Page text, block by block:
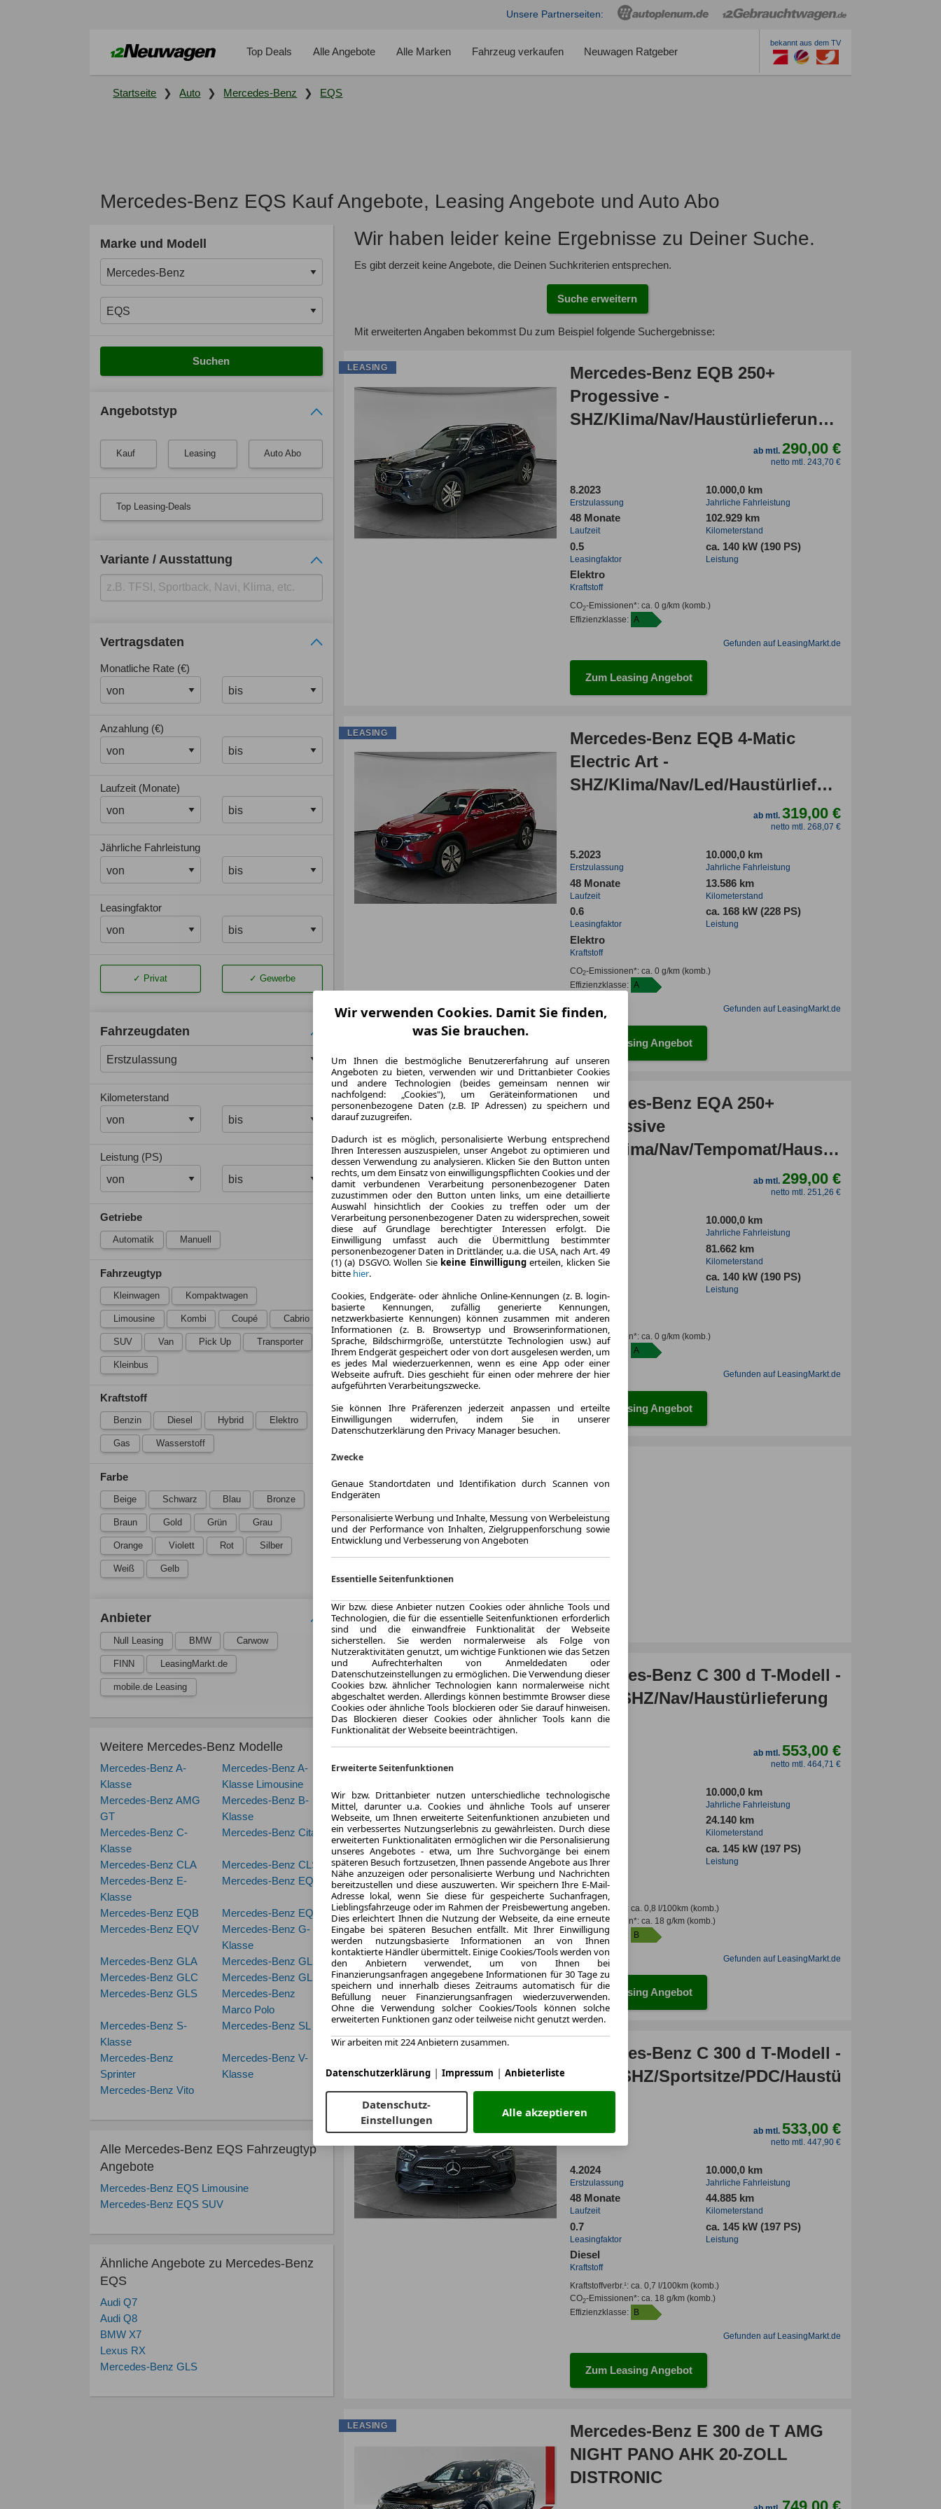
Unsere Partnerseiten:
Top Deals Alle Angebote Alle Marken Fahrzeug verkaufen Neuwagen Ratgeber
bekannt aus dem TV
Startseite Auto Mercedes-Benz EQS
Mercedes-Benz EQS Kauf Angebote, Leasing Angebote und Auto Abo
Marke und Modell
Suchen
Angebotstyp
Kauf Leasing Auto Abo
Top Leasing-Deals
Variante / Ausstattung
Vertragsdaten
Monatliche Rate (€)
Anzahlung (€)
Laufzeit (Monate)
Jährliche Fahrleistung
Leasingfaktor
Privat Gewerbe
Fahrzeugdaten
Kilometerstand
Leistung (PS)
Getriebe
Automatik Manuell
Fahrzeugtyp
Kleinwagen Kompaktwagen
Limousine Kombi Coupé Cabrio
SUV Van Pick Up Transporter
Kleinbus
Kraftstoff
Benzin Diesel Hybrid Elektro
Gas Wasserstoff
Farbe
Beige Schwarz Blau Bronze
Braun Gold Grün Grau
Orange Violett Rot Silber
Weiß Gelb
Anbieter
Null Leasing BMW Carwow
FINN LeasingMarkt.de
mobile.de Leasing
Weitere Mercedes-Benz Modelle
Mercedes-Benz A-
Klasse
Mercedes-Benz A-
Klasse Limousine
Mercedes-Benz AMG
GT
Mercedes-Benz B-
Klasse
Mercedes-Benz C-
Klasse
Mercedes-Benz Citan
Mercedes-Benz CLA
Mercedes-Benz CLS
Mercedes-Benz E-
Klasse
Mercedes-Benz EQA
Mercedes-Benz EQB
Mercedes-Benz EQC
Mercedes-Benz EQV
Mercedes-Benz G-
Klasse
Mercedes-Benz GLA
Mercedes-Benz GLB
Mercedes-Benz GLC
Mercedes-Benz GLE
Mercedes-Benz GLS
Mercedes-Benz
Marco Polo
Mercedes-Benz S-
Klasse
Mercedes-Benz SL
Mercedes-Benz
Sprinter
Mercedes-Benz V-
Klasse
Mercedes-Benz Vito
Alle Mercedes-Benz EQS Fahrzeugtyp
Angebote
Mercedes-Benz EQS Limousine
Mercedes-Benz EQS SUV
Ähnliche Angebote zu Mercedes-Benz
EQS
Audi Q7
Audi Q8
BMW X7
Lexus RX
Mercedes-Benz GLS
Wir haben leider keine Ergebnisse zu Deiner Suche.
Es gibt derzeit keine Angebote, die Deinen Suchkriterien entsprechen.
Suche erweitern
Mit erweiterten Angaben bekommst Du zum Beispiel folgende Suchergebnisse:
Mercedes-Benz EQB 250+
Progessive -
SHZ/Klima/Nav/Haustürlieferung
ab mtl.290,00 €
netto mtl. 243,70 €
8.2023
Erstzulassung
10.000,0 km
Jahrliche Fahrleistung
48 Monate
Laufzeit
102.929 km
Kilometerstand
0.5
Leasingfaktor
ca. 140 kW (190 PS)
Leistung
Elektro
Kraftstoff
CO2-Emissionen*: ca. 0 g/km(komb.)
Effizienzklasse: A
Gefunden auf LeasingMarkt.de
Zum Leasing Angebot
LEASING
Mercedes-Benz EQB 4-Matic
Electric Art -
SHZ/Klima/Nav/Led/Haustürlieferung
ab mtl.319,00 €
netto mtl. 268,07 €
5.2023
Erstzulassung
10.000,0 km
Jahrliche Fahrleistung
48 Monate
Laufzeit
13.586 km
Kilometerstand
0.6
Leasingfaktor
ca. 168 kW (228 PS)
Leistung
Elektro
Kraftstoff
CO2-Emissionen*: ca. 0 g/km(komb.)
Effizienzklasse: A
Gefunden auf LeasingMarkt.de
Zum Leasing Angebot
LEASING
Mercedes-Benz EQA 250+
Progressive
SHZ/Klima/Nav/Tempomat/Haustürlieferung
inkl.
ab mtl.299,00 €
netto mtl. 251,26 €
8.2023
Erstzulassung
10.000,0 km
Jahrliche Fahrleistung
48 Monate
Laufzeit
81.662 km
Kilometerstand
ca. 140 kW (190 PS)
Leistung
Elektro
Kraftstoff
2 -Emissionen*: ca. 0 g/km(komb.)
Effizienzklasse: A
Gefunden auf LeasingMarkt.de
Zum Leasing Angebot
LEASING
Mercedes-Benz C 300 d T-Modell -
Klima/SHZ/Nav/Haustürlieferung
inkl.
ab mtl.553,00 €
netto mtl. 464,71 €
4.2024
Erstzulassung
10.000,0 km
Jahrliche Fahrleistung
48 Monate
Laufzeit
24.140 km
Kilometerstand
0.7
Leasingfaktor
ca. 145 kW (197 PS)
Leistung
Diesel
Kraftstoff
Kraftstoffverbr.¹: ca. 0,8 l/100km(komb.)
CO2 -Emissionen*: ca. 18 g/km(komb.)
Effizienzklasse: B
Gefunden auf LeasingMarkt.de
Zum Leasing Angebot
LEASING
Mercedes-Benz C 300 d T-Modell -
Klima/SHZ/Sportsitze/PDC/Haustürlieferung
ab mtl.533,00 €
netto mtl. 447,90 €
4.2024
Erstzulassung
10.000,0 km
Jahrliche Fahrleistung
48 Monate
Laufzeit
44.885 km
Kilometerstand
0.7
Leasingfaktor
ca. 145 kW (197 PS)
Leistung
Diesel
Kraftstoff
Kraftstoffverbr.¹: ca. 0,7 l/100km(komb.)
CO2-Emissionen*: ca. 18 g/km(komb.)
Effizienzklasse:
B
Gefunden auf LeasingMarkt.de
Zum Leasing Angebot
LEASING
Mercedes-Benz E 300 de T AMG
NIGHT PANO AHK 20-ZOLL
DISTRONIC
LEASING
Wir verwenden Cookies. Damit Sie finden,
was Sie brauchen.
Um Ihnen die bestmögliche Benutzererfahrung auf unseren
Angeboten zu bieten, verwenden wir und Drittanbieter Cookies
und andere Technologien (beides gemeinsam nennen wir
nachfolgend: „Cookies"), um Geräteinformationen und
personenbezogene Daten (z.B. IP Adressen) zu speichern und
darauf zuzugreifen.
Dadurch ist es möglich, personalisierte Werbung entsprechend
Ihren Interessen auszuspielen, unser Angebot zu optimieren und
dessen Verwendung zu analysieren. Klicken Sie den Button unten
rechts, um dem Einsatz von einwilligungspflichten Cookies und der
damit verbundenen Verarbeitung personenbezogener Daten
zuzustimmen oder den Button unten links, um eine detaillierte
Auswahl hinsichtlich der Cookies zu treffen oder um der
Verarbeitung personenbezogener Daten zu widersprechen, soweit
diese auf Grundlage berechtigter Interessen erfolgt. Die
Einwilligung umfasst auch die Übermittlung bestimmter
personenbezogener Daten in Drittländer, u.a. die USA, nach Art. 49
(1) (a) DSGVO. Wollen Sie keine Einwilligungerteilen, klicken Sie
bitte hier.
Cookies, Endgeräte- oder ähnliche Online-Kennungen (z. B. login-
basierte Kennungen, zufällig generierte Kennungen,
netzwerkbasierte Kennungen) können zusammen mit anderen
Informationen (z. B. Browsertyp und Browserinformationen,
Sprache, Bildschirmgröße, unterstützte Technologien usw.) auf
Ihrem Endgerät gespeichert oder von dort ausgelesen werden, um
es jedes Mal wiederzuerkennen, wenn es eine App oder einer
Webseite aufruft. Dies geschieht für einen oder mehrere der hier
aufgeführten Verarbeitungszwecke.
Sie können Ihre Präferenzen jederzeit anpassen und erteilte
Einwilligungen widerrufen, indem Sie in unserer
Datenschutzerklärung den Privacy Manager besuchen.
Zwecke
Genaue Standortdaten und Identifikation durch Scannen von
Endgeräten
Personalisierte Werbung und Inhalte, Messung von Werbeleistung
und der Performance von Inhalten, Zielgruppenforschung sowie
Entwicklung und Verbesserung von Angeboten
Essentielle Seitenfunktionen
Wir bzw. diese Anbieter nutzen Cookies oder ähnliche Tools und
Technologien, die für die essentielle Seitenfunktionen erforderlich
sind und die einwandfreie Funktionalität der Webseite
sicherstellen. Sie werden normalerweise als Folge von
Nutzeraktivitäten genutzt, um wichtige Funktionen wie das Setzen
und Aufrechterhalten von Anmeldedaten oder
Datenschutzeinstellungen zu ermöglichen. Die Verwendung dieser
Cookies bzw. ähnlicher Technologien kann normalerweise nicht
abgeschaltet werden. Allerdings können bestimmte Browser diese
Cookies oder ähnliche Tools blockieren oder Sie darauf hinweisen.
Das Blockieren dieser Cookies oder ähnlicher Tools kann die
Funktionalität der Webseite beeinträchtigen.
Erweiterte Seitenfunktionen
Wir bzw. Drittanbieter nutzen unterschiedliche technologische
Mittel, darunter u.a. Cookies und ähnliche Tools auf unserer
Webseite, um Ihnen erweiterte Seitenfunktionen anzubieten und
ein verbessertes Nutzungserlebnis zu gewährleisten. Durch diese
erweiterten Funktionalitäten ermöglichen wir die Personalisierung
unseres Angebotes - etwa, um Ihre Suchvorgänge bei einem
späteren Besuch fortzusetzen, Ihnen passende Angebote aus Ihrer
Nähe anzuzeigen oder personalisierte Werbung und Nachrichten
bereitzustellen und diese auszuwerten. Wir speichern Ihre E-Mail-
Adresse lokal, wenn Sie diese für gespeicherte Suchanfragen,
Lieblingsfahrzeuge oder im Rahmen der Preisbewertung angeben.
Dies erleichtert Ihnen die Nutzung der Webseite, da eine erneute
Eingabe bei späteren Besuchen entfällt. Mit Ihrer Einwilligung
werden nutzungsbasierte Informationen an von Ihnen
kontaktierte Händler übermittelt. Einige Cookies/Tools werden von
den Anbietern verwendet, um von Ihnen bei
Finanzierungsanfragen angegebene Informationen für 30 Tage zu
speichern und innerhalb dieses Zeitraums automatisch für die
Befüllung neuer Finanzierungsanfragen wiederzuverwenden.
Ohne die Verwendung solcher Cookies/Tools können solche
erweiterten Funktionen ganz oder teilweise nicht genutzt werden.
Wir arbeiten mit 224 Anbietern zusammen.
Datenschutzerklärung | Impressum | Anbieterliste
Datenschutz-
Einstellungen
Alle akzeptieren